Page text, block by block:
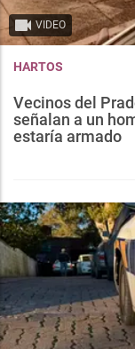
VIDEO
HARTOS
Vecinos del
señalan a un
estaría armado